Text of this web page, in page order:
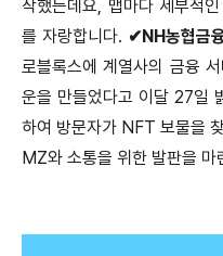
작했는데요, 맵마다 세부적
를 자랑합니다. ✔NH농협금
로블록스에 계열사의 금융
운을 만들었다고 이달 27일
하여 방문자가 NFT 보물을
MZ와 소통을 위한 발판을 마